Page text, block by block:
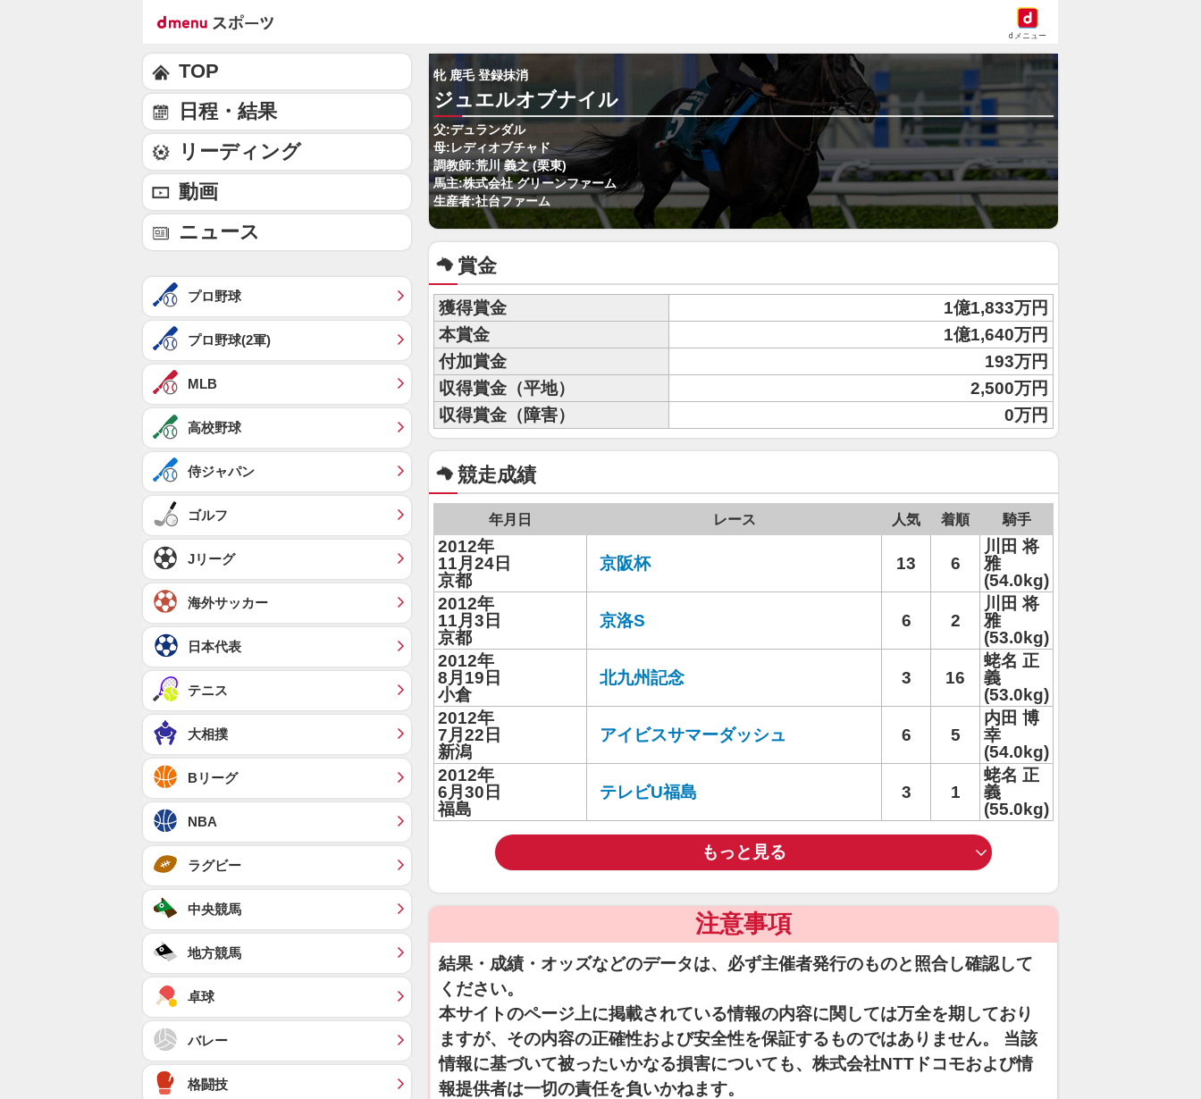
dメニュー
牝 鹿毛 登録抹消
ジュエルオブナイル
父:デュランダル
母:レディオブチャド
調教師:荒川 義之 (栗東)
馬主:株式会社 グリーンファーム
生産者:社台ファーム
賞金
獲得賞金
1億1,833万円
本賞金
1億1,640万円
付加賞金
193万円
収得賞金（平地）
2,500万円
収得賞金（障害）
0万円
競走成績
年月日 レース 人気 着順 騎手
2012年
11月24日
京都
京阪杯 13 6
川田 将
雅
(54.0kg)
2012年
11月3日
京都
京洛S 6 2
川田 将
雅
(53.0kg)
2012年
8月19日
小倉
北九州記念 3 16
蛯名 正
義
(53.0kg)
2012年
7月22日
新潟
アイビスサマーダッシュ 6 5
内田 博
幸
(54.0kg)
2012年
6月30日
福島
テレビU福島 3 1
蛯名 正
義
(55.0kg)
もっと見る
注意事項
結果・成績・オッズなどのデータは、必ず主催者発行のものと照合し確認して
ください。
本サイトのページ上に掲載されている情報の内容に関しては万全を期しており
ますが、その内容の正確性および安全性を保証するものではありません。 当該
情報に基づいて被ったいかなる損害についても、株式会社NTTドコモおよび情
報提供者は一切の責任を負いかねます。
TOP
日程・結果
リーディング
動画
ニュース
プロ野球
プロ野球(2軍)
MLB
高校野球
侍ジャパン
ゴルフ
Jリーグ
海外サッカー
日本代表
テニス
大相撲
Bリーグ
NBA
ラグビー
中央競馬
地方競馬
卓球
バレー
格闘技